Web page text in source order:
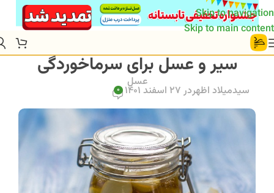
Skip to navigation
Skip to main content
سیر و عسل برای سرماخوردگی
عسل
سیدمیلاد اظهردر 27 اسفند 1401 0